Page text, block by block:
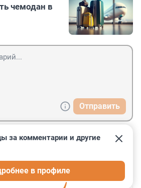
чемодан в
Отправить
собирать чемодан на
пакет семечек
за комментарии и другие
в профиле